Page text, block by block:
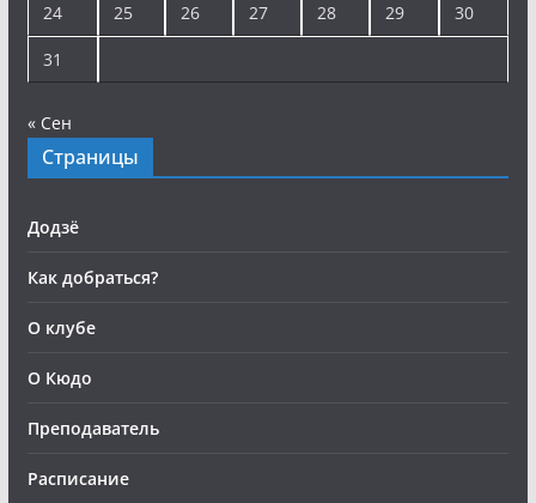
24 25 26 27 28 29 30
31
« Сен
Страницы
Додзё
Как добраться?
О клубе
О Кюдо
Преподаватель
Расписание